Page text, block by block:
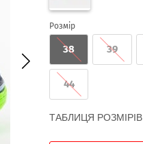
Розмір
38 39
44
ТАБЛИЦЯ РОЗМІРІВ